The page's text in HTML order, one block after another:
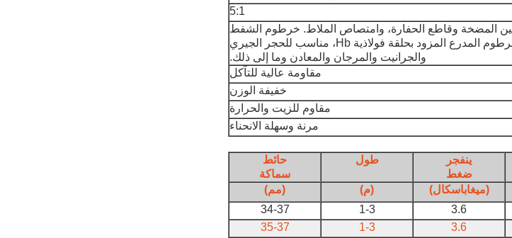
5:1
بين المضخة وقاطع الحفارة، وامتصاص الملاط. خرطوم الشفط
والخرطوم المدرع المزود بحلقة فولاذية Hb، مناسب للحجر الجيري
والجرانيت والمرجان والمعادن وما إلى ذلك.
مقاومة عالية للتآكل
خفيفة الوزن
مقاوم للزيت والحرارة
مرنة وسهلة الانحناء
ينفجر
ضغط
طول
حائط
سماكة
(ميغاباسكال) (م)
(مم)
3.6
1-3
34-37
3.6
1-3
35-37